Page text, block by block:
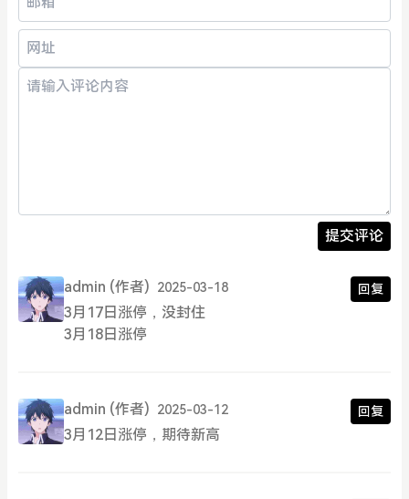
提交评论
admin (作者) 2025-03-18 回复
3月17日涨停，没封住
3月18日涨停
admin (作者) 2025-03-12 回复
3月12日涨停，期待新高